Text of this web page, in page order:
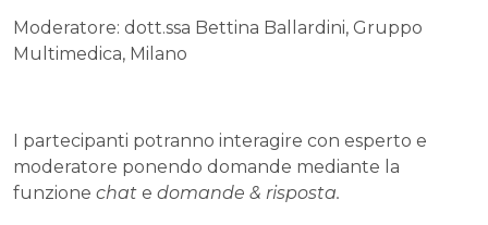
Moderatore: dott.ssa Bettina Ballardini, Gruppo
Multimedica, Milano
I partecipanti potranno interagire con esperto e
moderatore ponendo domande mediante la
funzione chat e domande & risposta.